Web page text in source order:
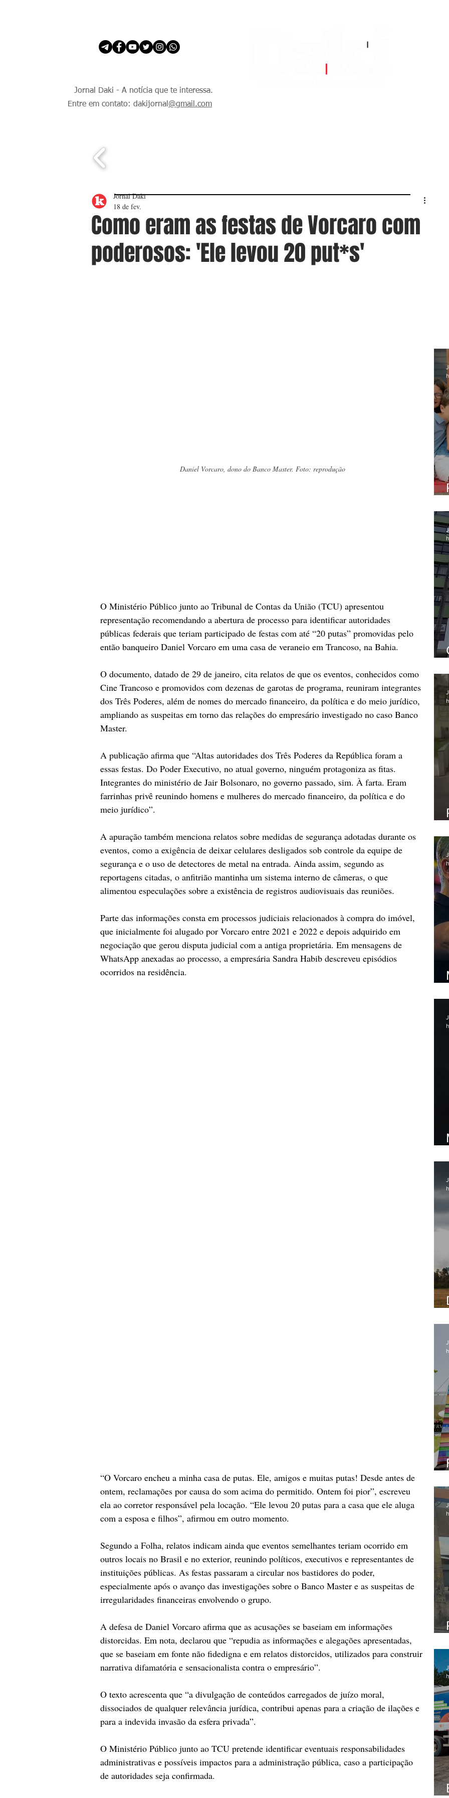
Jornal Daki - A notícia que te interessa.
Entre em contato: dakijornal @gmail.com
Como eram as festas de Vorcaro com
poderosos: 'Ele levou 20 put*s'
Jornal Daki
18 de fev.
Daniel Vorcaro, dono do Banco Master. Foto: reprodução
O Ministério Público junto ao Tribunal de Contas da União (TCU) apresentou
representação recomendando a abertura de processo para identificar autoridades
públicas federais que teriam participado de festas com até “20 putas” promovidas pelo
então banqueiro Daniel Vorcaro em uma casa de veraneio em Trancoso, na Bahia.
O documento, datado de 29 de janeiro, cita relatos de que os eventos, conhecidos como
Cine Trancoso e promovidos com dezenas de garotas de programa, reuniram integrantes
dos Três Poderes, além de nomes do mercado financeiro, da política e do meio jurídico,
ampliando as suspeitas em torno das relações do empresário investigado no caso Banco
Master.
A publicação afirma que “Altas autoridades dos Três Poderes da República foram a
essas festas. Do Poder Executivo, no atual governo, ninguém protagoniza as fitas.
Integrantes do ministério de Jair Bolsonaro, no governo passado, sim. À farta. Eram
farrinhas privê reunindo homens e mulheres do mercado financeiro, da política e do
meio jurídico”.
A apuração também menciona relatos sobre medidas de segurança adotadas durante os
eventos, como a exigência de deixar celulares desligados sob controle da equipe de
segurança e o uso de detectores de metal na entrada. Ainda assim, segundo as
reportagens citadas, o anfitrião mantinha um sistema interno de câmeras, o que
alimentou especulações sobre a existência de registros audiovisuais das reuniões.
Parte das informações consta em processos judiciais relacionados à compra do imóvel,
que inicialmente foi alugado por Vorcaro entre 2021 e 2022 e depois adquirido em
negociação que gerou disputa judicial com a antiga proprietária. Em mensagens de
WhatsApp anexadas ao processo, a empresária Sandra Habib descreveu episódios
ocorridos na residência.
“O Vorcaro encheu a minha casa de putas. Ele, amigos e muitas putas! Desde antes de
ontem, reclamações por causa do som acima do permitido. Ontem foi pior”, escreveu
ela ao corretor responsável pela locação. “Ele levou 20 putas para a casa que ele aluga
com a esposa e filhos”, afirmou em outro momento.
Segundo a Folha, relatos indicam ainda que eventos semelhantes teriam ocorrido em
outros locais no Brasil e no exterior, reunindo políticos, executivos e representantes de
instituições públicas. As festas passaram a circular nos bastidores do poder,
especialmente após o avanço das investigações sobre o Banco Master e as suspeitas de
irregularidades financeiras envolvendo o grupo.
A defesa de Daniel Vorcaro afirma que as acusações se baseiam em informações
distorcidas. Em nota, declarou que “repudia as informações e alegações apresentadas,
que se baseiam em fonte não fidedigna e em relatos distorcidos, utilizados para construir
narrativa difamatória e sensacionalista contra o empresário”.
O texto acrescenta que “a divulgação de conteúdos carregados de juízo moral,
dissociados de qualquer relevância jurídica, contribui apenas para a criação de ilações e
para a indevida invasão da esfera privada”.
O Ministério Público junto ao TCU pretende identificar eventuais responsabilidades
administrativas e possíveis impactos para a administração pública, caso a participação
de autoridades seja confirmada.